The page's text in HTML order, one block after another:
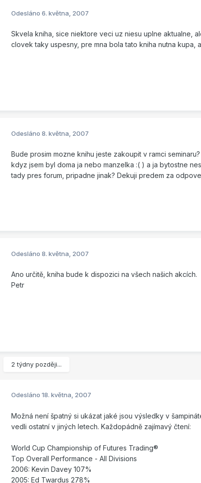
Odesláno 6. května, 2007
Skvela kniha, sice niektore veci uz niesu uplne aktualne,
clovek taky uspesny, pre mna bola tato kniha nutna
Odesláno 8. května, 2007
Bude prosim mozne knihu jeste zakoupit v ramci
kdyz jsem byl doma ja nebo manzelka :( ) a ja bytostne
tady pres forum, pripadne jinak? Dekuji predem za
Odesláno 8. května, 2007
Ano určitě, kniha bude k dispozici na všech našich akcích.
Petr
2 týdny později...
Odesláno 18. května, 2007
Možná není špatný si ukázat jaké jsou výsledky v
vedli ostatní v jiných letech. Každopádně zajímavý čtení:
World Cup Championship of Futures Trading®
Top Overall Performance - All Divisions
2006: Kevin Davey 107%
2005: Ed Twardus 278%